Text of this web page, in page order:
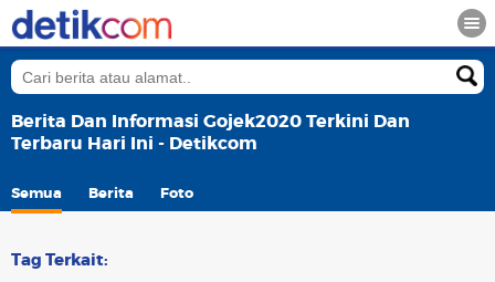
Berita Dan Informasi Gojek2020 Terkini Dan
Terbaru Hari Ini - Detikcom
Semua Berita Foto
Tag Terkait: